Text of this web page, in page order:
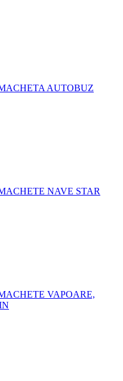
AUTOBUZ
NAVE STAR
VAPOARE,